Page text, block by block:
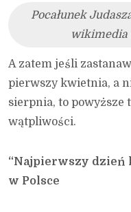
Pocałunek
wikimedia
A zatem jeśli
pierwszy kwietnia, a
sierpnia, to powyższe
wątpliwości.
“Najpierwszy
w Polsce